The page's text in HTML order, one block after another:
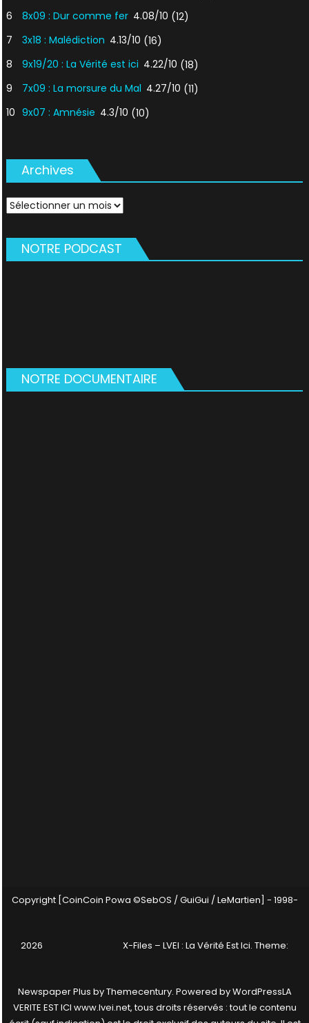
6
8x09 : Dur comme fer 4.08/10 (12)
7
3x18 : Malédiction 4.13/10 (16)
8
9x19/20 : La Vérité est ici 4.22/10 (18)
9
7x09 : La morsure du Mal 4.27/10 (11)
10 9x07 : Amnésie 4.3/10 (10)
Archives
Archives
NOTRE PODCAST
NOTRE DOCUMENTAIRE
Copyright [CoinCoin Powa ©SebOS / GuiGui / LeMartien] - 1998-
2026 X-Files – LVEI : La Vérité Est Ici. Theme:
Newspaper Plus byThemecentury. Powered byWordPressLA
VERITE EST ICI www.lvei.net, tous droits réservés : tout le contenu